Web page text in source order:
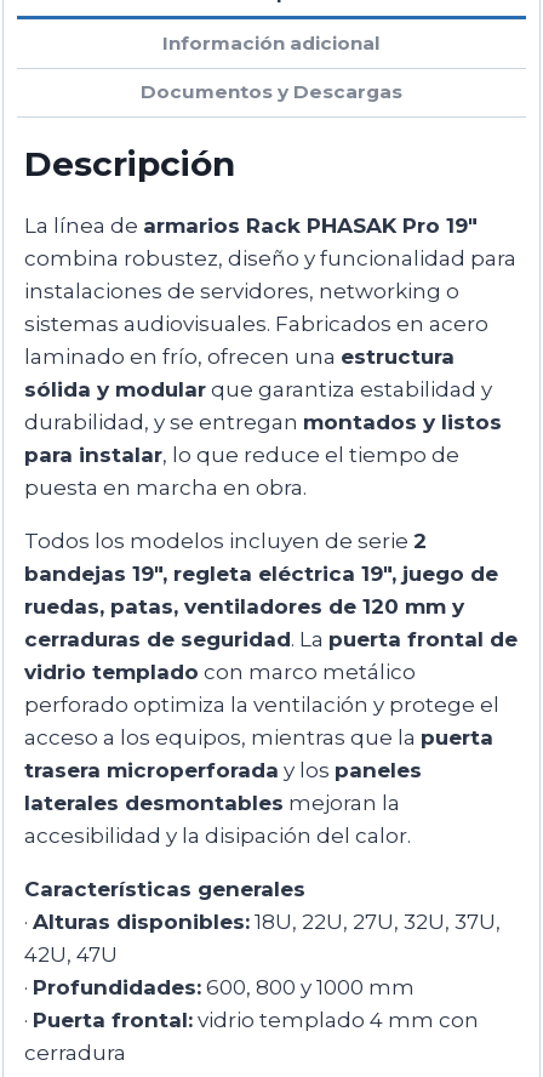
Información adicional
Documentos y Descargas
Descripción
La línea de armarios Rack PHASAK Pro 19″
combina robustez, diseño y funcionalidad para
instalaciones de servidores, networking o
sistemas audiovisuales. Fabricados en acero
laminado en frío, ofrecen una estructura
sólida y modular que garantiza estabilidad y
durabilidad, y se entregan montados y listos
para instalar, lo que reduce el tiempo de
puesta en marcha en obra.
Todos los modelos incluyen de serie2
bandejas 19″, regleta eléctrica 19″, juego de
ruedas, patas, ventiladores de 120 mm y
cerraduras de seguridad. La puerta frontal de
vidrio templado con marco metálico
perforado optimiza la ventilación y protege el
acceso a los equipos, mientras que la puerta
trasera microperforada y los paneles
laterales desmontables mejoran la
accesibilidad y la disipación del calor.
Características generales
·Alturas disponibles: 18U, 22U, 27U, 32U, 37U,
42U, 47U
· Profundidades: 600, 800 y 1000 mm
· Puerta frontal: vidrio templado 4 mm con
cerradura